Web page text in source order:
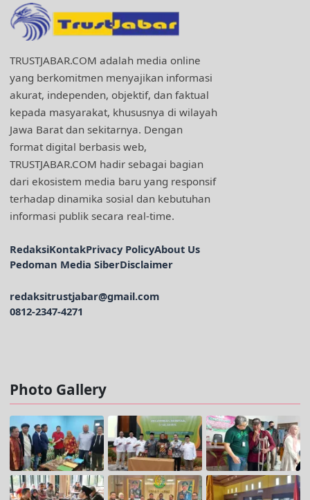
TRUSTJABAR.COM adalah media online
yang berkomitmen menyajikan informasi
akurat, independen, objektif, dan faktual
kepada masyarakat, khususnya di wilayah
Jawa Barat dan sekitarnya. Dengan
format digital berbasis web,
TRUSTJABAR.COM hadir sebagai bagian
dari ekosistem media baru yang responsif
terhadap dinamika sosial dan kebutuhan
informasi publik secara real-time.
RedaksiKontakPrivacy PolicyAbout Us
Pedoman Media SiberDisclaimer
redaksitrustjabar@gmail.com
0812-2347-4271
Photo Gallery